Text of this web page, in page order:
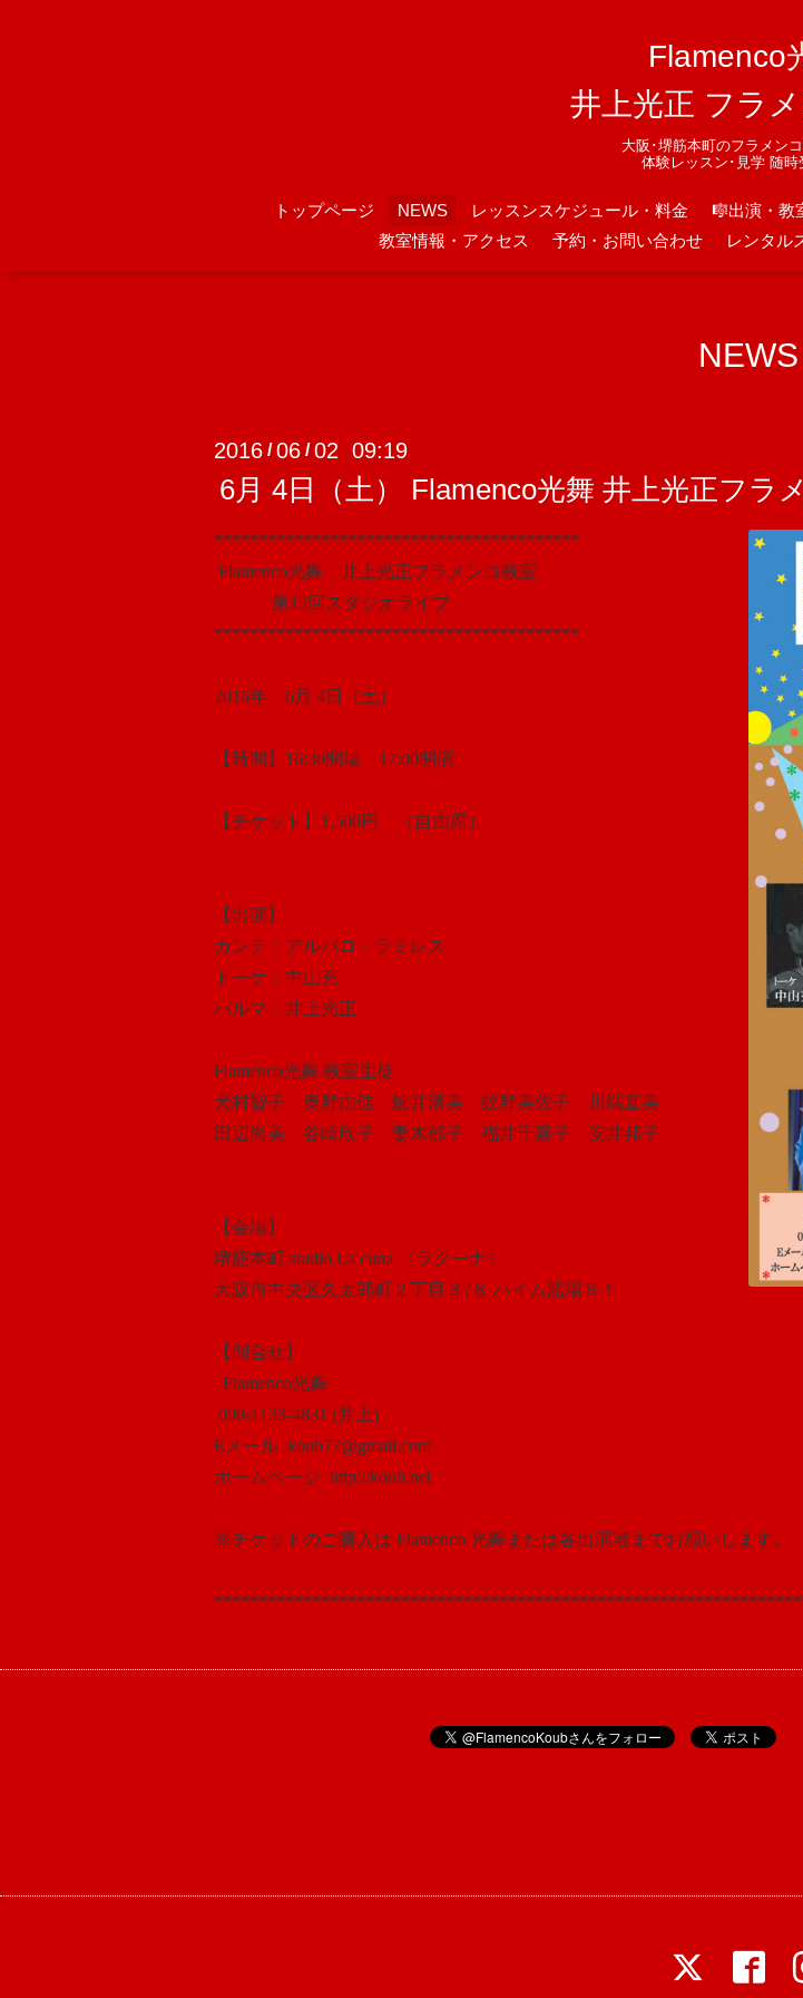
Flamenco
井上光正 フラ
大阪･堺筋本町のフラメンコ
体験レッスン･見学 随時
トップページ NEWS レッスンスケジュール・料金 🎼出演・教
教室情報・アクセス
予約・お問い合わせ レンタル
NEWS
2016 /06 /02 09:19
6月 4日（土） Flamenco光舞 井上光正フラ
*****************************************
Flamenco光舞 井上光正フラメンコ教室
第12回スタジオライブ
*****************************************
2016年 6月 4日（土）
【時間】16:30開場 17:00開演
【チケット】1,500円 （自由席）
【出演】
カンテ：アルバロ・ラミレス
トーケ：中山充
パルマ：井上光正
Flamenco光舞 教室生徒
犬村智子 奥野由佳 鍵井清美 蚊野美佐子 川端直美
田辺尚美 谷崎欣子 妻木郁子 福井千嘉子 安井邦子
【会場】
堺筋本町 studio La cuna 〈ラクーナ〉
大阪市中央区久太郎町２丁目３?８ ハイム船場Ｂ１
【問合せ】
Flamenco光舞
090-1133-4831 (井上)
Eメール koub77@gmail.com
ホームページ http://koub.net
※チケットのご購入は Flamenco 光舞または各出演者までお願いします。